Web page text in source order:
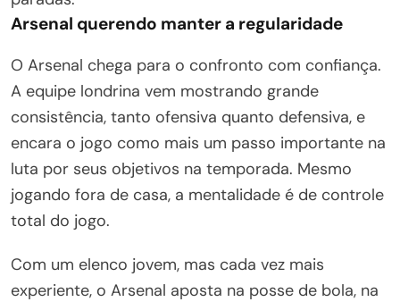
Arsenal querendo manter a regularidade
O Arsenal chega para o confronto com confiança.
A equipe londrina vem mostrando grande
consistência, tanto ofensiva quanto defensiva, e
encara o jogo como mais um passo importante na
luta por seus objetivos na temporada. Mesmo
jogando fora de casa, a mentalidade é de controle
total do jogo.
Com um elenco jovem, mas cada vez mais
experiente, o Arsenal aposta na posse de bola, na